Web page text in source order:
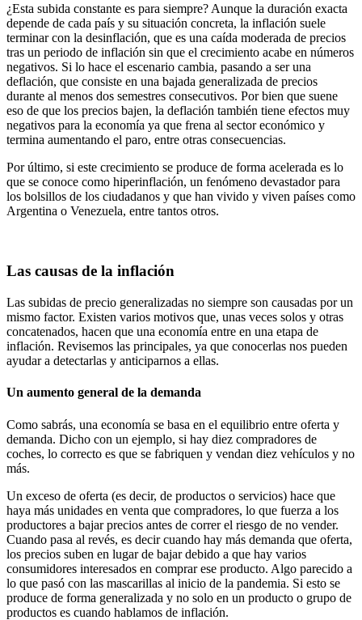
¿Esta subida constante es para siempre? Aunque la duración exacta
depende de cada país y su situación concreta, la inflación suele
terminar con la desinflación, que es una caída moderada de precios
tras un periodo de inflación sin que el crecimiento acabe en números
negativos. Si lo hace el escenario cambia, pasando a ser una
deflación, que consiste en una bajada generalizada de precios
durante al menos dos semestres consecutivos. Por bien que suene
eso de que los precios bajen, la deflación también tiene efectos muy
negativos para la economía ya que frena al sector económico y
termina aumentando el paro, entre otras consecuencias.
Por último, si este crecimiento se produce de forma acelerada es lo
que se conoce como hiperinflación, un fenómeno devastador para
los bolsillos de los ciudadanos y que han vivido y viven países como
Argentina o Venezuela, entre tantos otros.
Las causas de la inflación
Las subidas de precio generalizadas no siempre son causadas por un
mismo factor. Existen varios motivos que, unas veces solos y otras
concatenados, hacen que una economía entre en una etapa de
inflación. Revisemos las principales, ya que conocerlas nos pueden
ayudar a detectarlas y anticiparnos a ellas.
Un aumento general de la demanda
Como sabrás, una economía se basa en el equilibrio entre oferta y
demanda. Dicho con un ejemplo, si hay diez compradores de
coches, lo correcto es que se fabriquen y vendan diez vehículos y no
más.
Un exceso de oferta (es decir, de productos o servicios) hace que
haya más unidades en venta que compradores, lo que fuerza a los
productores a bajar precios antes de correr el riesgo de no vender.
Cuando pasa al revés, es decircuando hay más demanda que oferta,
los precios suben en lugar de bajar debido a que hay varios
consumidores interesados en comprar ese producto. Algo parecido a
lo que pasó con las mascarillas al inicio de la pandemia. Si esto se
produce de forma generalizada y no solo en un producto o grupo de
productos es cuando hablamos de inflación.